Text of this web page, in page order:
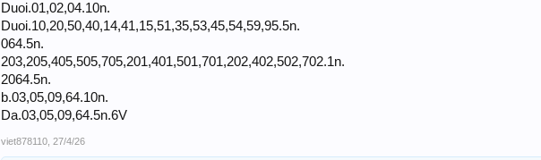
Duoi.01,02,04.10n.
Duoi.10,20,50,40,14,41,15,51,35,53,45,54,59,95.5n.
064.5n.
203,205,405,505,705,201,401,501,701,202,402,502,702.1n.
2064.5n.
b.03,05,09,64.10n.
Da.03,05,09,64.5n.6V
viet878110 27/4/26